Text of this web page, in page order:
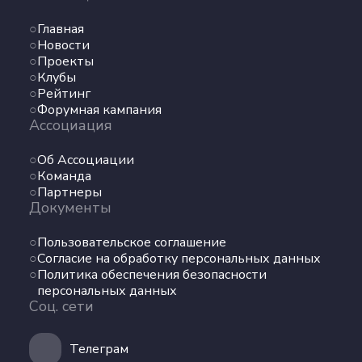
Главная
Новости
Проекты
Клубы
Рейтинг
Форумная кампания
Ассоциация
Об Ассоциации
Команда
Партнеры
Документы
Пользовательское соглашение
Согласие на обработку персональных данных
Политика обеспечения безопасности
персональных данных
Соц. сети
Телеграм
Партнеры
Пользовательское соглашение
Согласие на обработку персональных данных
Политика обеспечения безопасности
сети
Телеграм
ВКонтакте
Max